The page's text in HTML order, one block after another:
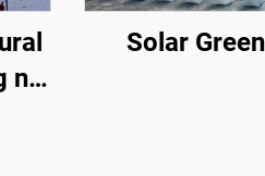
na
Solar